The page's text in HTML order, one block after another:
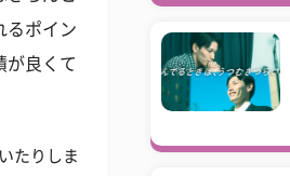
るポイン
が良くて
たりしま